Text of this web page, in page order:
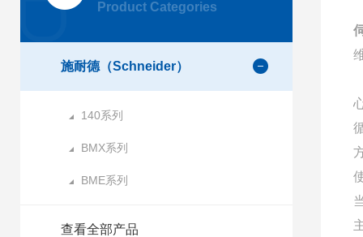
Product Categories
施耐德（Schneider）
140系列
BMX系列
BME系列
查看全部产品